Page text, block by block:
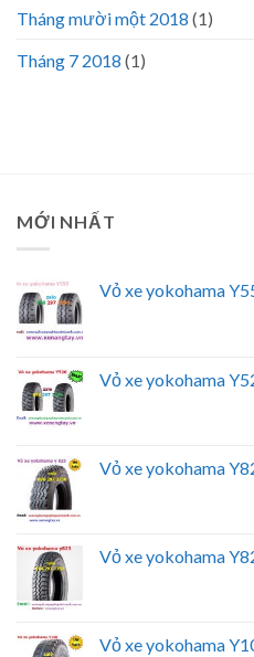
Tháng mười một 2018 (1)
Tháng 7 2018 (1)
MỚI NHẤT
Vỏ xe yokohama
Vỏ xe yokohama
Vỏ xe yokohama
Vỏ xe yokohama
Vỏ xe yokohama